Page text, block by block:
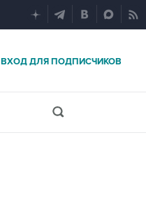
ВХОД ДЛЯ ПОДПИСЧИКОВ